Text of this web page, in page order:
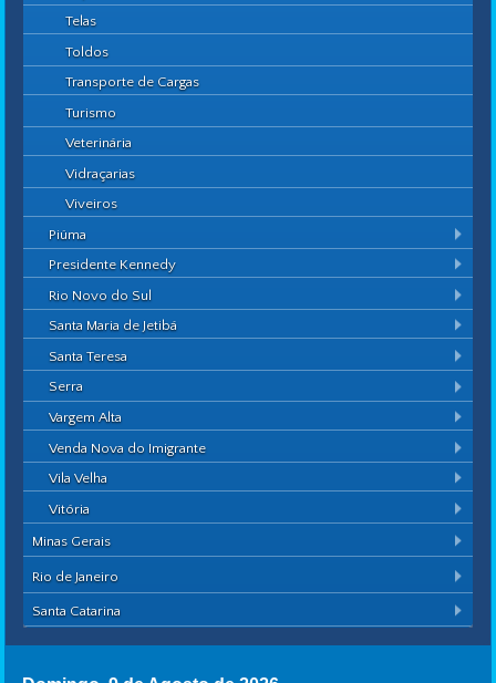
Telas
Toldos
Transporte de Cargas
Turismo
Veterinária
Vidraçarias
Viveiros
Piúma
Presidente Kennedy
Rio Novo do Sul
Santa Maria de Jetibá
Santa Teresa
Serra
Vargem Alta
Venda Nova do Imigrante
Vila Velha
Vitória
Minas Gerais
Rio de Janeiro
Santa Catarina